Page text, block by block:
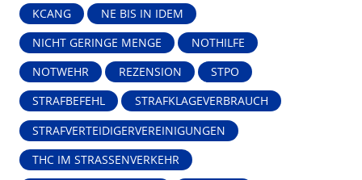
KCANG NE BIS IN IDEM
NICHT GERINGE MENGE NOTHILFE
NOTWEHR REZENSION STPO
STRAFBEFEHL STRAFKLAGEVERBRAUCH
STRAFVERTEIDIGERVEREINIGUNGEN
THC IM STRASSENVERKEHR